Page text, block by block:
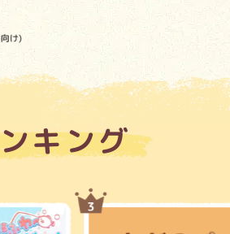
向け)
キング